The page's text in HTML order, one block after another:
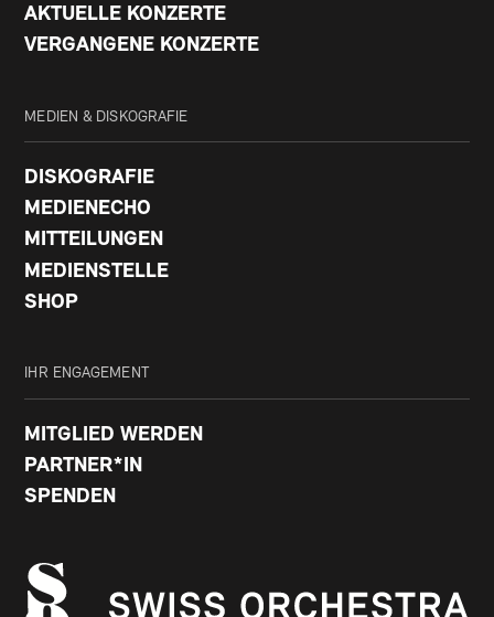
AKTUELLE KONZERTE
VERGANGENE KONZERTE
MEDIEN & DISKOGRAFIE
DISKOGRAFIE
MEDIENECHO
MITTEILUNGEN
MEDIENSTELLE
SHOP
IHR ENGAGEMENT
MITGLIED WERDEN
PARTNER*IN
SPENDEN